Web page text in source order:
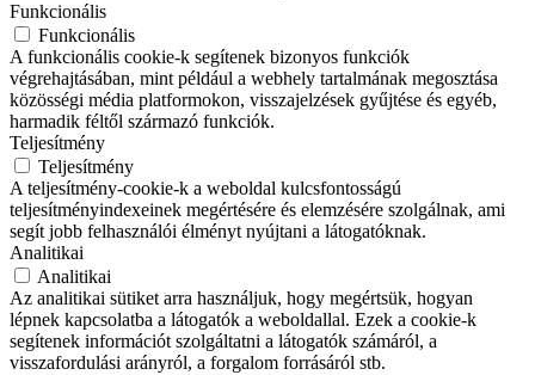
Funkcionális
Funkcionális
A funkcionális cookie-k segítenek bizonyos funkciók
végrehajtásában, mint például a webhely tartalmának megosztása
közösségi média platformokon, visszajelzések gyűjtése és egyéb,
harmadik féltől származó funkciók.
Teljesítmény
Teljesítmény
A teljesítmény-cookie-k a weboldal kulcsfontosságú
teljesítményindexeinek megértésére és elemzésére szolgálnak, ami
segít jobb felhasználói élményt nyújtani a látogatóknak.
Analitikai
Analitikai
Az analitikai sütiket arra használjuk, hogy megértsük, hogyan
lépnek kapcsolatba a látogatók a weboldallal. Ezek a cookie-k
segítenek információt szolgáltatni a látogatók számáról, a
visszafordulási arányról, a forgalom forrásáról stb.